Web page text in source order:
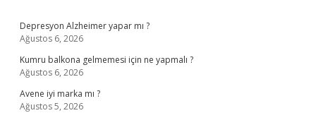
Depresyon Alzheimer yapar mı ?
Ağustos 6, 2026
Kumru balkona gelmemesi için ne yapmalı ?
Ağustos 6, 2026
Avene iyi marka mı ?
Ağustos 5, 2026